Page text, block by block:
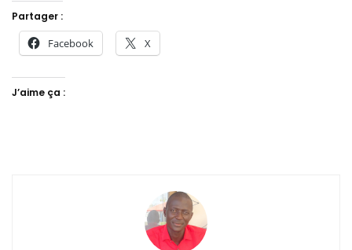
Partager :
Facebook X
J’aime ça :